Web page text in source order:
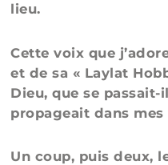
lieu.
Cette voix que
et de sa « Laylat
Dieu, que se passait-
propageait dans mes
Un coup, puis deux,